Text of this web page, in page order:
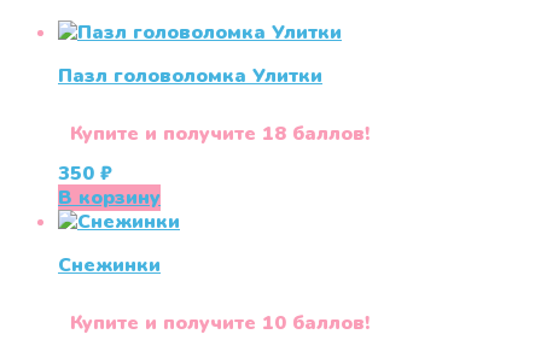
Пазл головоломка Улитки
Купите и получите 18 баллов!
350 ₽
В корзину
Снежинки
Купите и получите 10 баллов!